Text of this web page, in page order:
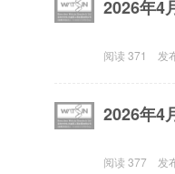
阅读371 发
2026年4
阅读377 发